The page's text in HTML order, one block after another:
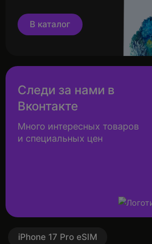
В каталог
Следи за нами в
Вконтакте
Много интересных товаров
и специальных цен
iPhone 17 Pro eSIM